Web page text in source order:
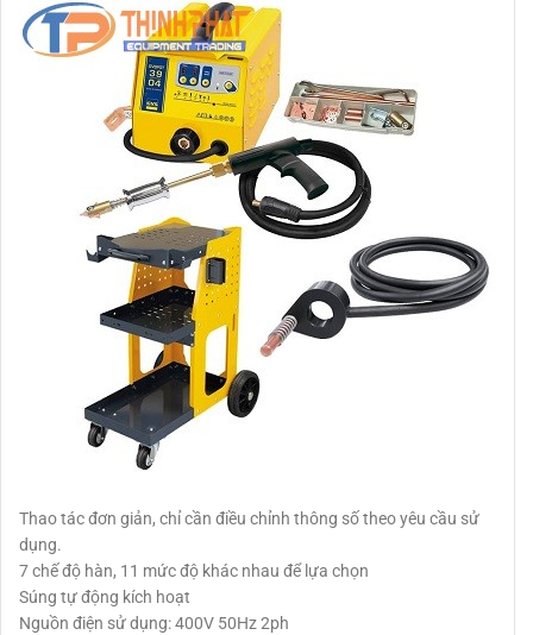
Thao tác đơn giản, chỉ cần điều chỉnh thông số theo yêu cầu sử
dụng.
7 chế độ hàn, 11 mức độ khác nhau để lựa chọn
Súng tự động kích hoạt
Nguồn điện sử dụng: 400V 50Hz 2ph